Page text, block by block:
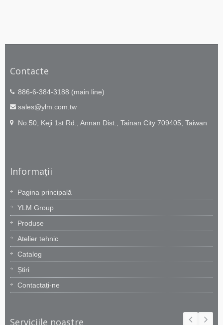
Contacte
886-6-384-3188 (main line)
sales@ylm.com.tw
No.50, Keji 1st Rd., Annan Dist., Tainan City 709405, Taiwan
Informații
Pagina principală
YLM Group
Produse
Atelier tehnic
Catalog
Știri
Contactați-ne
Serviciile noastre